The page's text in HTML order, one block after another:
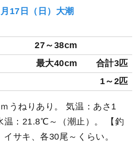
17日（日）大潮
27～38cm
最大40cm 合計3匹
1～2匹
うねりあり。 気温：あさ1
：21.8℃～（潮止）。 【釣
サキ、各30尾～くらい。